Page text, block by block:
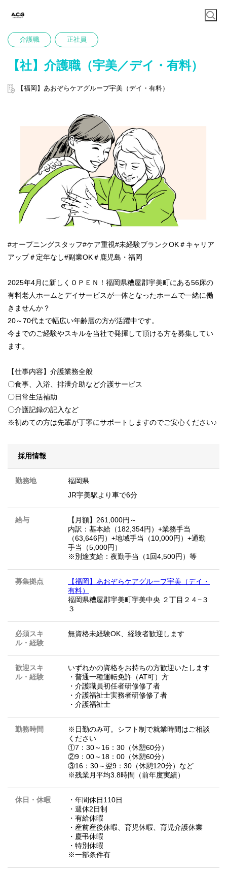
介護職 正社員
【社】介護職（宇美／デイ・有料）
【福岡】あおぞらケアグループ宇美（デイ・有料）
#オープニングスタッフ#ケア重視#未経験ブランクOK＃キャリア
アップ＃定年なし#副業OK＃鹿児島・福岡
2025年4月に新しくＯＰＥＮ！福岡県糟屋郡宇美町にある56床の
有料老人ホームとデイサービスが一体となったホームで一緒に働
きませんか？
20～70代まで幅広い年齢層の方が活躍中です。
今までのご経験やスキルを当社で発揮して頂ける方を募集してい
ます。
【仕事内容】介護業務全般
〇食事、入浴、排泄介助など介護サービス
〇日常生活補助
〇介護記録の記入など
※初めての方は先輩が丁寧にサポートしますのでご安心ください♪
採用情報
勤務地
福岡県
JR宇美駅より車で6分
給与
【月額】261,000円～
内訳：基本給（182,354円）+業務手当
（63,646円）+地域手当（10,000円）+通勤
手当（5,000円）
※別途支給：夜勤手当（1回4,500円）等
募集拠点
【福岡】あおぞらケアグループ宇美（デイ・
有料）
福岡県糟屋郡宇美町宇美中央 ２丁目２４−３
３
必須スキ
ル・経験
無資格未経験OK、経験者歓迎します
歓迎スキ
ル・経験
いずれかの資格をお持ちの方歓迎いたします
・普通一種運転免許（AT可）方
・介護職員初任者研修修了者
・介護福祉士実務者研修修了者
・介護福祉士
勤務時間
※日勤のみ可。シフト制で就業時間はご相談
ください
①7：30～16：30（休憩60分）
②9：00～18：00（休憩60分）
③16：30～翌9：30（休憩120分）など
※残業月平均3.8時間（前年度実績）
休日・休暇
・年間休日110日
・週休2日制
・有給休暇
・産前産後休暇、育児休暇、育児介護休業
・慶弔休暇
・特別休暇
※一部条件有